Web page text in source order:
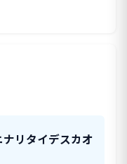
リタイデスカオ